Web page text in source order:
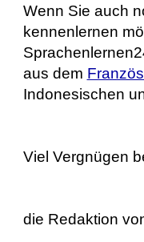
Wenn Sie auch
kennenlernen
aus dem
Indonesischen
Viel Vergnügen
die Redaktion